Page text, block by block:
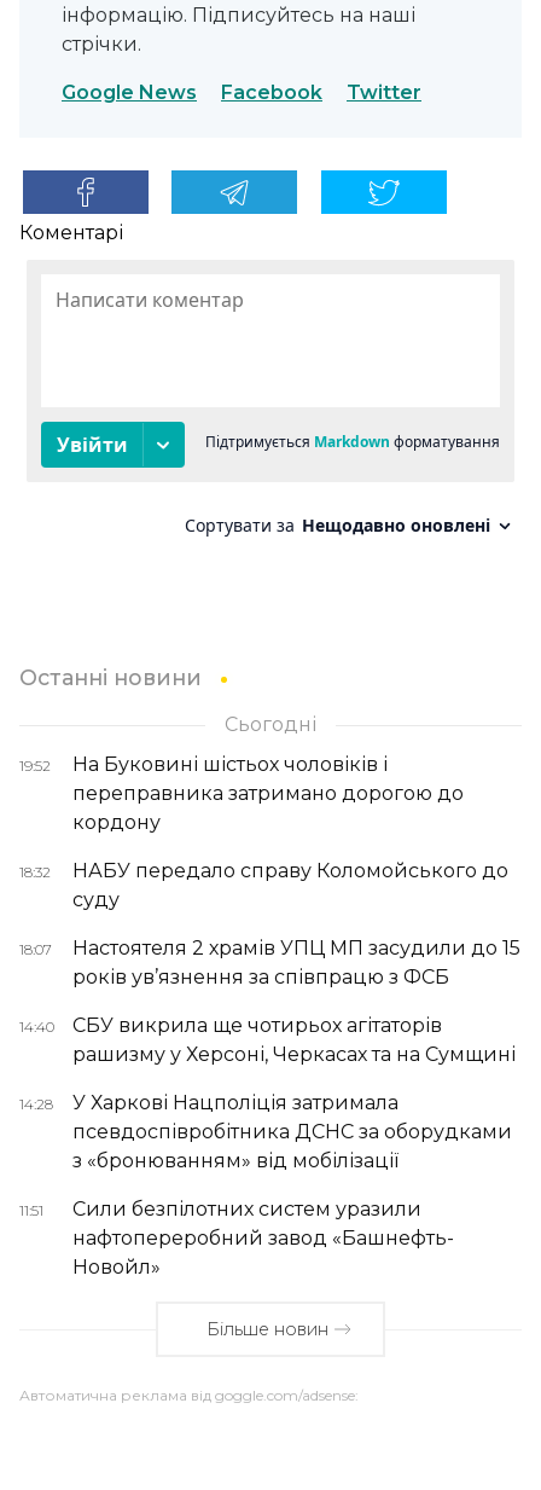
інформацію. Підписуйтесь на наші
стрічки.
Google News Facebook Twitter
Коментарі
Останні новини
Сьогодні
19:52
На Буковині шістьох чоловіків і
переправника затримано дорогою до
кордону
18:32
НАБУ передало справу Коломойського до
суду
18:07
Настоятеля 2 храмів УПЦ МП засудили до 15
років ув’язнення за співпрацю з ФСБ
14:40
СБУ викрила ще чотирьох агітаторів
рашизму у Херсоні, Черкасах та на Сумщині
14:28
У Харкові Нацполіція затримала
псевдоспівробітника ДСНС за оборудками
з «бронюванням» від мобілізації
11:51
Сили безпілотних систем уразили
нафтопереробний завод «Башнефть-
Новойл»
Більше новин
Автоматична реклама від goggle.com/adsense: